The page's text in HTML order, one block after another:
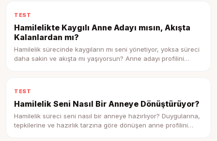
TEST
Hamilelikte Kaygılı Anne Adayı mısın, Akışta
Kalanlardan mı?
Hamilelik sürecinde kaygıların mı seni yönetiyor, yoksa süreci
daha sakin ve akışta mı yaşıyorsun? Anne adayı profilini
TEST
Hamilelik Seni Nasıl Bir Anneye Dönüştürüyor?
Hamilelik süreci seni nasıl bir anneye hazırlıyor? Duygularına,
tepkilerine ve hazırlık tarzına göre dönüşen anne profilini